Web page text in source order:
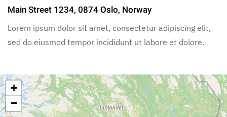
Main Street 1234, 0874 Oslo, Norway
Lorem ipsum dolor sit amet, consectetur adipiscing elit,
sed do eiusmod tempor incididunt ut labore et dolore.
+
−